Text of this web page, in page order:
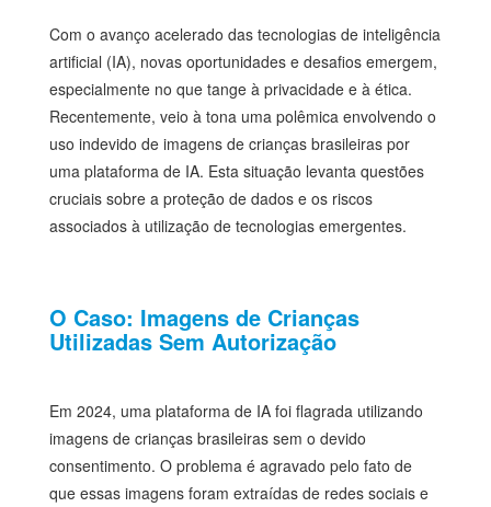
Com o avanço acelerado das tecnologias de inteligência
artificial (IA), novas oportunidades e desafios emergem,
especialmente no que tange à privacidade e à ética.
Recentemente, veio à tona uma polêmica envolvendo o
uso indevido de imagens de crianças brasileiras por
uma plataforma de IA. Esta situação levanta questões
cruciais sobre a proteção de dados e os riscos
associados à utilização de tecnologias emergentes.
O Caso: Imagens de Crianças
Utilizadas Sem Autorização
Em 2024, uma plataforma de IA foi flagrada utilizando
imagens de crianças brasileiras sem o devido
consentimento. O problema é agravado pelo fato de
que essas imagens foram extraídas de redes sociais e